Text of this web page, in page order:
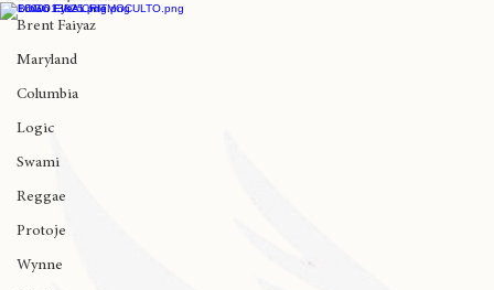
Thundercat
Brent Faiyaz
Maryland
Columbia
Logic
Swami
Reggae
Protoje
Hace 2 años Logic lanzaba "Ultra 85"
Nuestros Auspiciadores